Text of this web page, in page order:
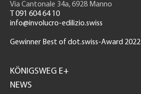
Via Cantonale 34a, 6928 Manno
T 091 604 64 10
info@involucro-edilizio.swiss
Gewinner Best of dot.swiss-Award 2022
GH
KÖNIGSWEG E+
NEWS